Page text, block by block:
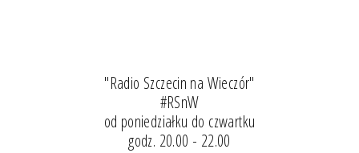
"Radio Szczecin na Wieczór"
#RSnW
od poniedziałku do czwartku
godz. 20.00 - 22.00